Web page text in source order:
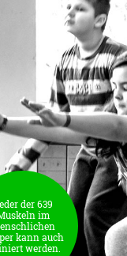
der 639
im
kann auch
werden.